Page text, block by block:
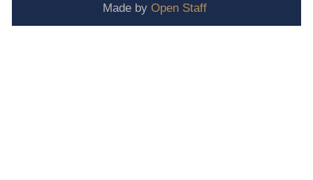
Made by Open Staff